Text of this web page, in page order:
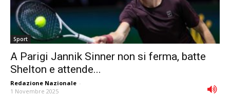
Sport
A Parigi Jannik Sinner non si ferma, batte
Shelton e attende...
Redazione Nazionale -
1 Novembre 2025